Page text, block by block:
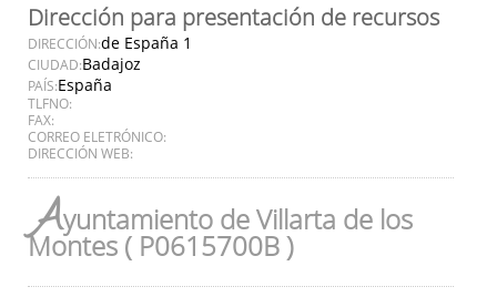
Dirección para presentación de recursos
DIRECCIÓN:de España 1
CIUDAD:Badajoz
PAÍS:España
TLFNO:
FAX:
CORREO ELETRÓNICO:
DIRECCIÓN WEB:
Ayuntamiento de Villarta de los
Montes ( P0615700B )